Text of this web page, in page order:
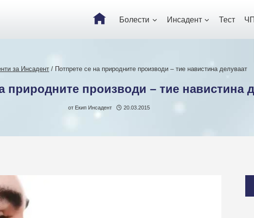
Болести Инсадент Тест
за Инсадент / Потпрете се на природните производи – тие навистина делуваат
природните производи – тие навистина
от Екип Инсадент 20.03.2015